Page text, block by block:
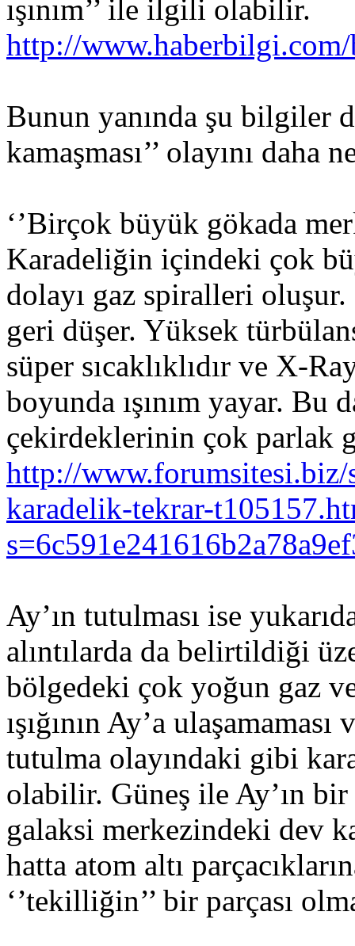
ışınım’’ ile ilgili olabilir.
http://
Bunun yanında şu bilgiler
kamaşması’’ olayını daha
‘’Birçok büyük gökada
Karadeliğin içindeki çok
dolayı gaz spiralleri
geri düşer. Yüksek
süper sıcaklıklıdır ve X-
boyunda ışınım yayar. Bu
çekirdeklerinin çok parlak
http://
karadelik-tekrar-
Ay’ın tutulması ise
alıntılarda da belirtildiği
bölgedeki çok yoğun gaz
ışığının Ay’a
tutulma olayındaki gibi
olabilir. Güneş ile Ay’ın
galaksi merkezindeki dev
hatta atom altı
‘’tekilliğin’’ bir parçası